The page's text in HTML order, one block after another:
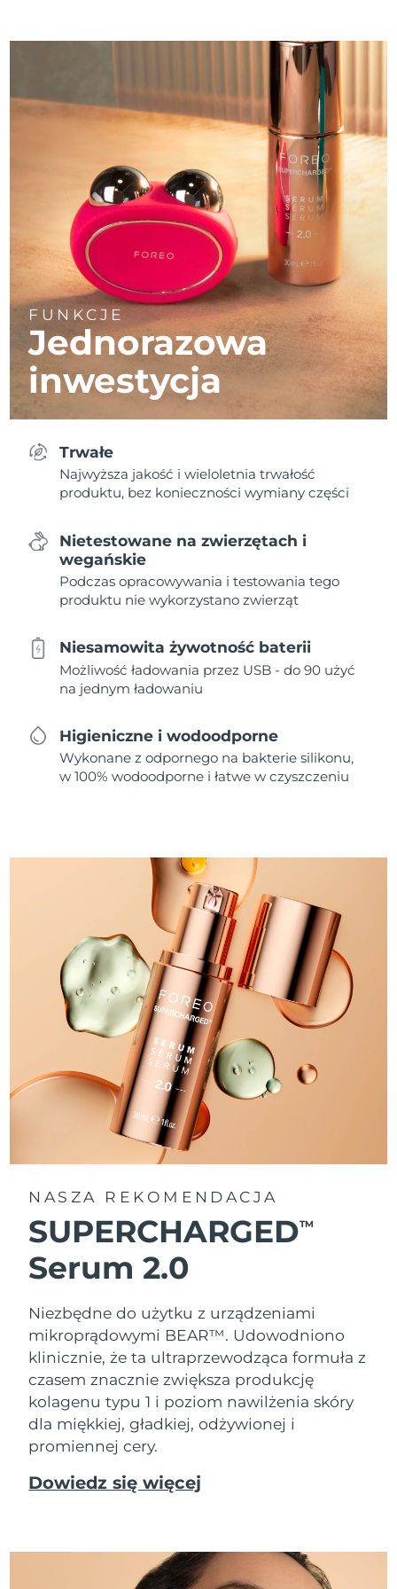
FUNKCJE
Jednorazowa
inwestycja
Trwałe
Najwyższa jakość i wieloletnia trwałość
produktu, bez konieczności wymiany części
Nietestowane na zwierzętach i
wegańskie
Podczas opracowywania i testowania tego
produktu nie wykorzystano zwierząt
Niesamowita żywotność baterii
Możliwość ładowania przez USB - do 90 użyć
na jednym ładowaniu
Higieniczne i wodoodporne
Wykonane z odpornego na bakterie silikonu,
w 100% wodoodporne i łatwe w czyszczeniu
NASZA REKOMENDACJA
SUPERCHARGEDTM
Serum 2.0
Niezbędne do użytku z urządzeniami
mikroprądowymi BEAR™. Udowodniono
klinicznie, że ta ultraprzewodząca formuła z
czasem znacznie zwiększa produkcję
kolagenu typu 1 i poziom nawilżenia skóry
dla miękkiej, gładkiej, odżywionej i
promiennej cery.
Dowiedz się więcej